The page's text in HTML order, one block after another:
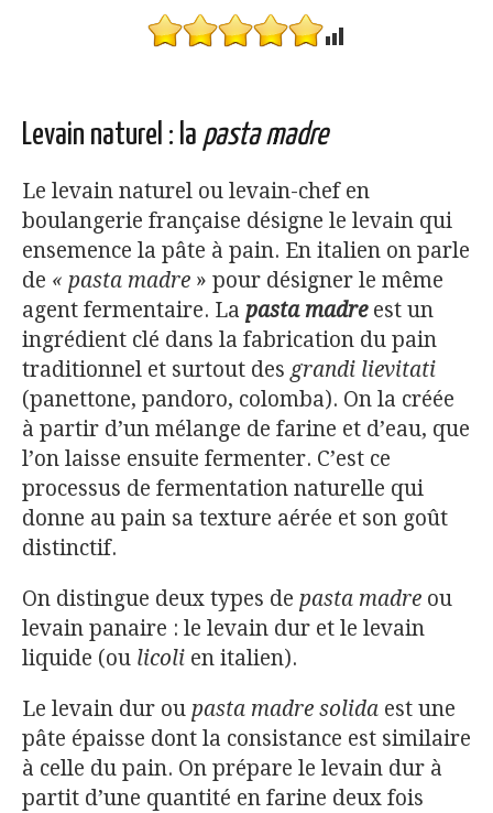
Levain naturel : la pasta madre
Le levain naturel ou levain-chef en
boulangerie française désigne le levain qui
ensemence la pâte à pain. En italien on parle
de « pasta madre » pour désigner le même
agent fermentaire. La pasta madre est un
ingrédient clé dans la fabrication du pain
traditionnel et surtout des grandi lievitati
(panettone, pandoro, colomba). On la créée
à partir d’un mélange de farine et d’eau, que
l’on laisse ensuite fermenter. C’est ce
processus de fermentation naturelle qui
donne au pain sa texture aérée et son goût
distinctif.
On distingue deux types de pasta madre ou
levain panaire : le levain dur et le levain
liquide (ou licoli en italien).
Le levain dur ou pasta madre solida est une
pâte épaisse dont la consistance est similaire
à celle du pain. On prépare le levain dur à
partit d’une quantité en farine deux fois